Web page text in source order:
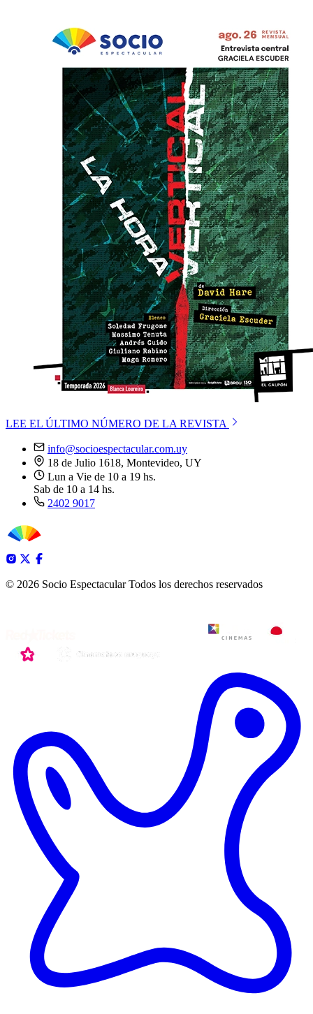
LEE EL ÚLTIMO NÚMERO DE LA REVISTA
info@socioespectacular.com.uy
18 de Julio 1618, Montevideo, UY
Lun a Vie de 10 a 19 hs.
Sab de 10 a 14 hs.
2402 9017
© 2026 Socio Espectacular Todos los derechos reservados